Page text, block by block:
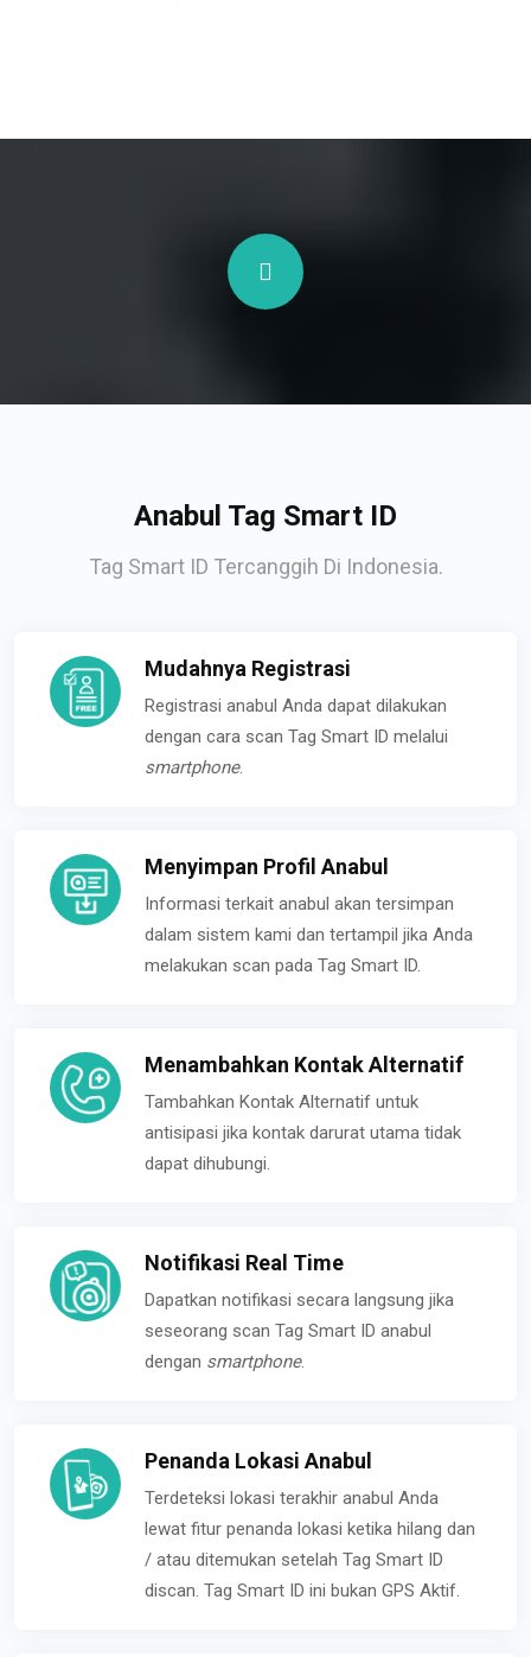
Anabul Tag Smart ID
Tag Smart ID Tercanggih Di Indonesia.
Mudahnya Registrasi
Registrasi anabul Anda dapat dilakukan
dengan cara scan Tag Smart ID melalui
smartphone.
Menyimpan Profil Anabul
Informasi terkait anabul akan tersimpan
dalam sistem kami dan tertampil jika Anda
melakukan scan pada Tag Smart ID.
Menambahkan Kontak Alternatif
Tambahkan Kontak Alternatif untuk
antisipasi jika kontak darurat utama tidak
dapat dihubungi.
Notifikasi Real Time
Dapatkan notifikasi secara langsung jika
seseorang scan Tag Smart ID anabul
dengan smartphone.
Penanda Lokasi Anabul
Terdeteksi lokasi terakhir anabul Anda
lewat fitur penanda lokasi ketika hilang dan
/ atau ditemukan setelah Tag Smart ID
discan. Tag Smart ID ini bukan GPS Aktif.